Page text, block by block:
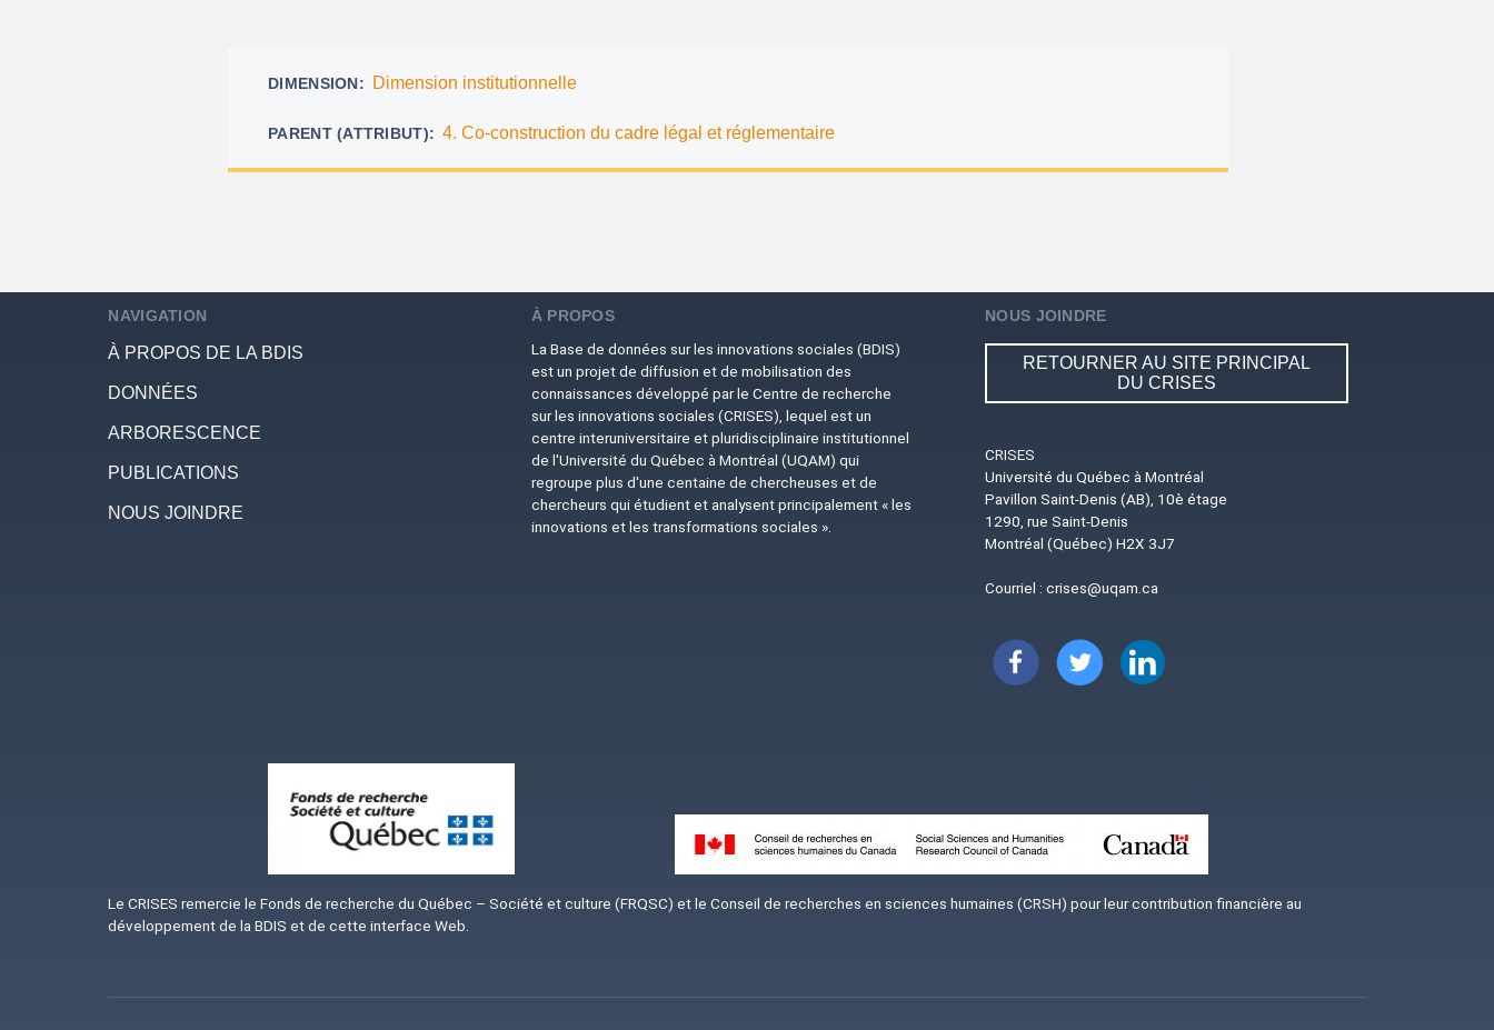
DIMENSION Dimension institutionnelle
PARENT (ATTRIBUT) 4. Co-construction du cadre légal et réglementaire
NAVIGATION
À PROPOS DE LA BDIS
DONNÉES
ARBORESCENCE
PUBLICATIONS
NOUS JOINDRE
À PROPOS
La Base de données sur les innovations sociales (BDIS)
est un projet de diffusion et de mobilisation des
connaissances développé par le Centre de recherche
sur les innovations sociales (CRISES), lequel est un
centre interuniversitaire et pluridisciplinaire institutionnel
de l'Université du Québec à Montréal (UQAM) qui
regroupe plus d'une centaine de chercheuses et de
chercheurs qui étudient et analysent principalement « les
innovations et les transformations sociales ».
NOUS JOINDRE
RETOURNER AU SITE PRINCIPAL
DU CRISES
CRISES
Université du Québec à Montréal
Pavillon Saint-Denis (AB), 10è étage
1290, rue Saint-Denis
Montréal (Québec) H2X 3J7
Courriel :crises@uqam.ca
Image Image Image
Image
Le CRISES remercie le Fonds de recherche du Québec – Société et culture (FRQSC) et le Conseil de recherches en sciences humaines (CRSH) pour leur contribution financière au
développement de la BDIS et de cette interface Web.